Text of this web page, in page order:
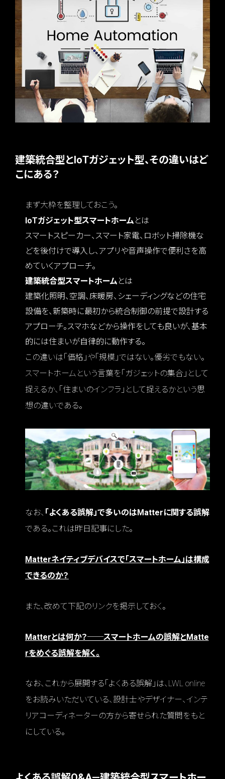
建築統合型とIoTガジェット型、その違いはど
こにある？
まず大枠を整理しておこう。
IoTガジェット型スマートホーム とは
スマートスピーカー、スマート家電、ロボット掃除機な
どを後付けで導入し、アプリや音声操作で便利さを高
めていくアプローチ。
建築統合型スマートホーム とは
建築化照明、空調、床暖房、シェーディングなどの住宅
設備を、新築時に最初から統合制御の前提で設計する
アプローチ。スマホなどから操作をしても良いが、基本
的には住まいが自律的に動作する。
この違いは「価格」や「規模」ではない。優劣でもない。
スマートホームという言葉を「ガジェットの集合」として
捉えるか、「住まいのインフラ」として捉えるかという思
想の違いである。
なお、 「よくある誤解」で多いのはMatterに関する誤解
である。これは昨日記事にした。
Matterネイティブデバイスで「スマートホーム」は構成
できるのか？
また、改めて下記のリンクを掲示しておく。
Matterとは何か？──スマートホームの誤解とMatte
rをめぐる誤解を解く。
なお、これから展開する「よくある誤解」は、LWL online
をお読みいただいている、設計士やデザイナー、インテ
リアコーディネーターの方から寄せられた質問をもと
にしている。